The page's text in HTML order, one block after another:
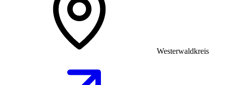
Westerwaldkreis